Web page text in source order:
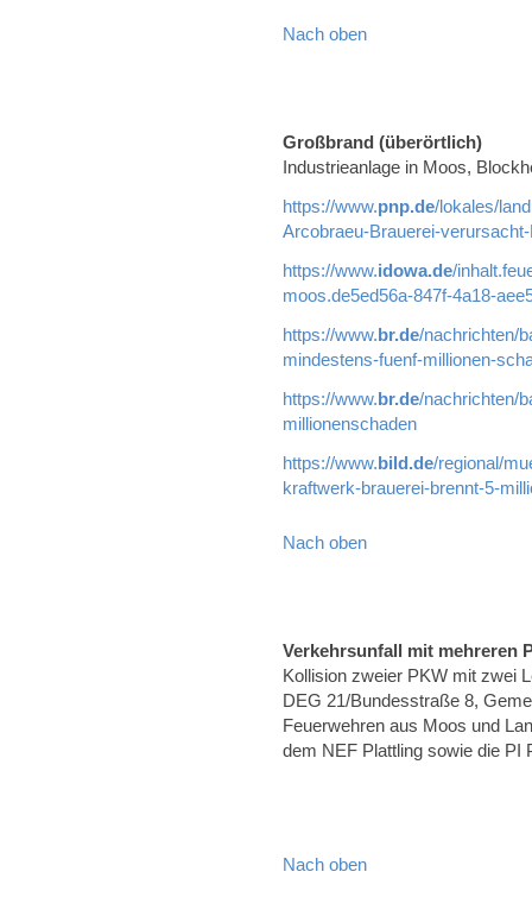
Nach oben
Großbrand (überörtlich)
Industrieanlage in Moos,
https://www.pnp.de/lokales/
Arcobraeu-Brauerei-
https://www.idowa.de/
moos.de5ed56a-847f-4a18-
https://www.br.de/nachrichten/
mindestens-fuenf-millionen-
https://www.br.de/nachrichten/
millionenschaden
https://www.bild.de/regional/
kraftwerk-brauerei-brennt-5-
Nach oben
Verkehrsunfall mit mehreren
Kollision zweier PKW mit zwei
DEG 21/Bundesstraße 8,
Feuerwehren aus Moos und
dem NEF Plattling sowie die PI
Nach oben